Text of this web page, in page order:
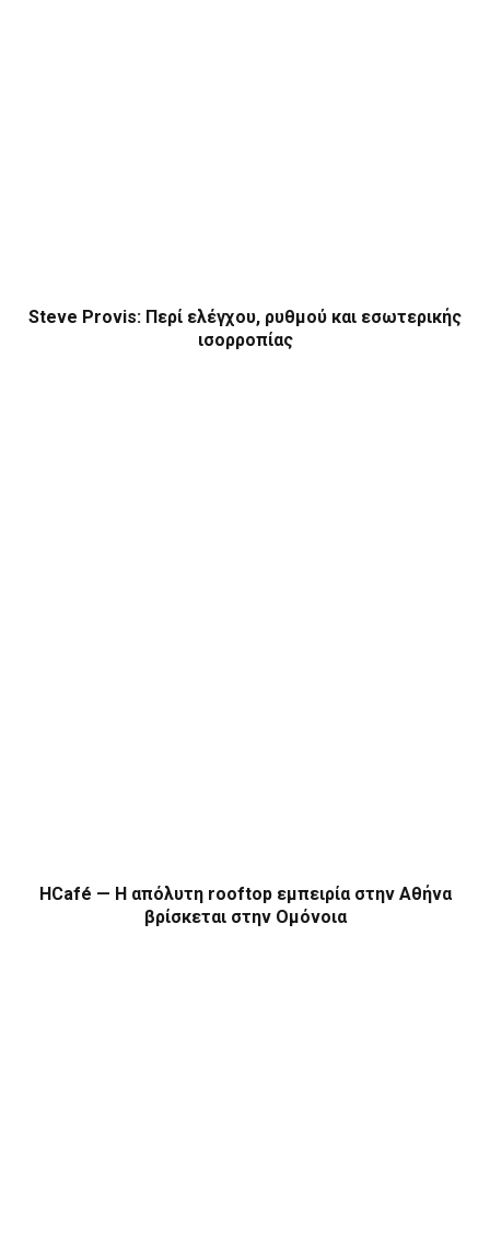
Steve Provis: Περί ελέγχου, ρυθμού και εσωτερικής
ισορροπίας
HCafé — Η απόλυτη rooftop εμπειρία στην Αθήνα
βρίσκεται στην Ομόνοια